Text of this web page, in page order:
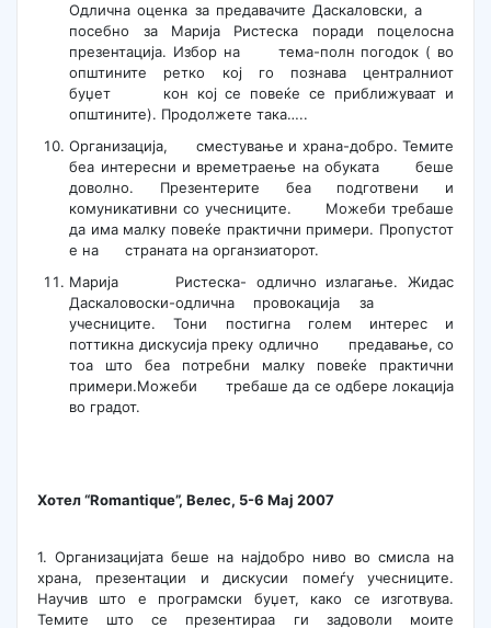
Одлична оценка за предавачите Даскаловски, а
посебно за Марија Ристеска поради поцелосна
презентација. Избор на тема-полн погодок ( во
општините ретко кој го познава централниот
буџет кон кој се повеќе се приближуваат и
општините). Продолжете така…..
Организација, сместување и храна-добро. Темите
беа интересни и времетраење на обуката беше
доволно. Презентерите беа подготвени и
комуникативни со учесниците. Можеби требаше
да има малку повеќе практични примери. Пропустот
е на страната на органзиаторот.
Марија Ристеска- одлично излагање. Жидас
Даскаловоски-одлична провокација за
учесниците. Тони постигна голем интерес и
поттикна дискусија преку одлично предавање, со
тоа што беа потребни малку повеќе практични
примери.Можеби требаше да се одбере локација
во градот.
Хотел “Romantique”, Велес, 5-6 Мај 2007
1. Организацијата беше на најдобро ниво во смисла на
храна, презентации и дискусии помеѓу учесниците.
Научив што е програмски буџет, како се изготвува.
Темите што се презентираа ги задоволи моите